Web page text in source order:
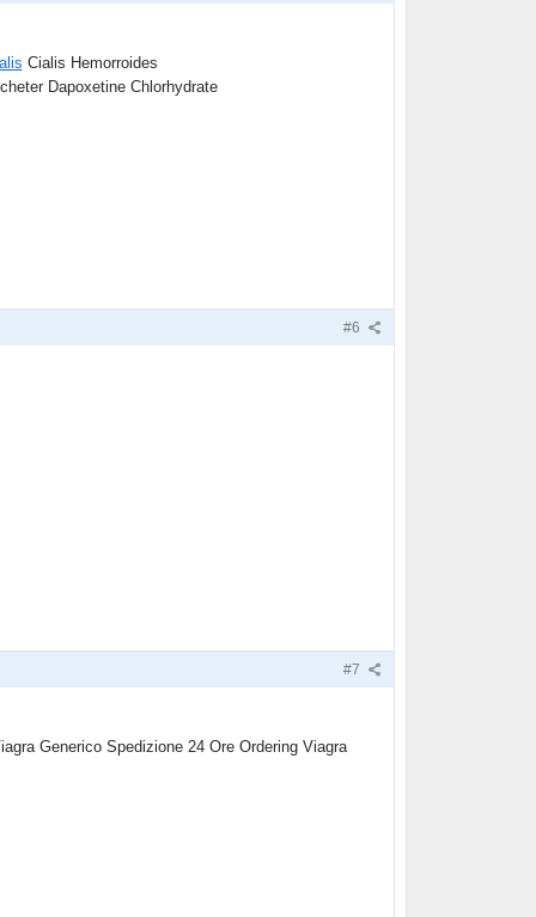
Cialis Hemorroides
Dapoxetine Chlorhydrate
#6
#7
Generico Spedizione 24 Ore Ordering Viagra